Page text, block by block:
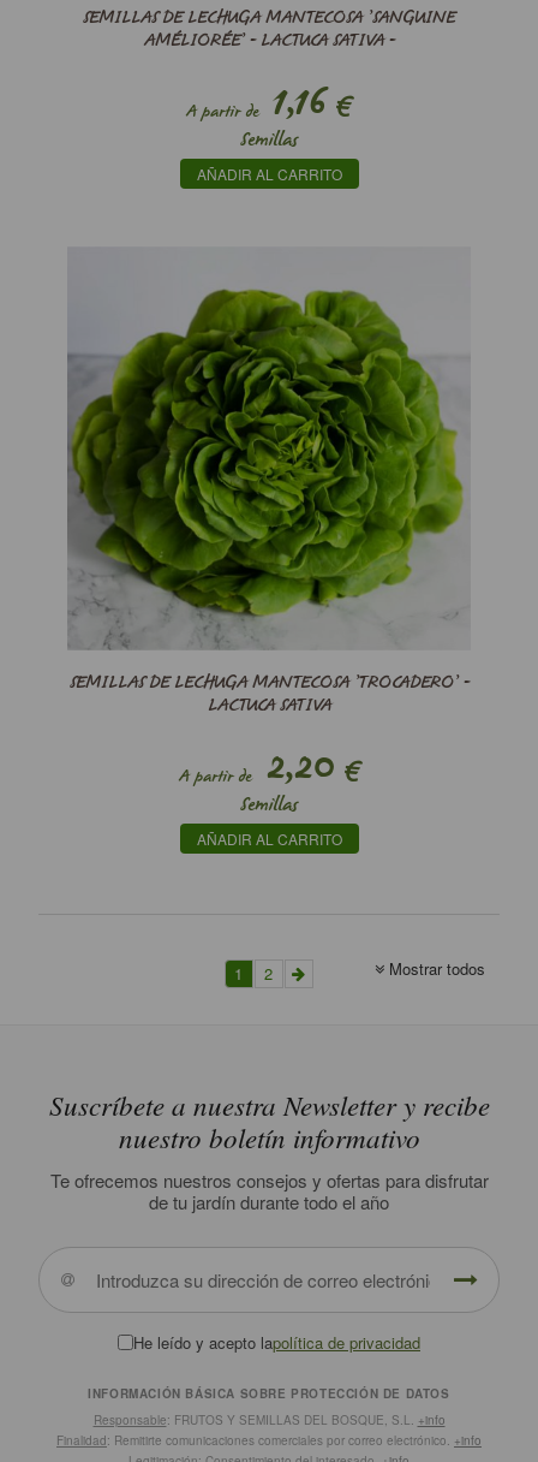
SEMILLAS DE LECHUGA MANTECOSA ’SANGUINE
AMÉLIORÉE’ - LACTUCA SATIVA -
A partir de1,16 €
Semillas
AÑADIR AL CARRITO
SEMILLAS DE LECHUGA MANTECOSA ’TROCADERO’ -
LACTUCA SATIVA
A partir de2,20 €
Semillas
AÑADIR AL CARRITO
Mostrar todos
1 2
Suscríbete a nuestra Newsletter y recibe
nuestro boletín informativo
Te ofrecemos nuestros consejos y ofertas para disfrutar
de tu jardín durante todo el año
He leído y acepto lapolítica de privacidad
INFORMACIÓN BÁSICA SOBRE PROTECCIÓN DE DATOS
Responsable: FRUTOS Y SEMILLAS DEL BOSQUE, S.L. +info
Finalidad: Remitirte comunicaciones comerciales por correo electrónico. +info